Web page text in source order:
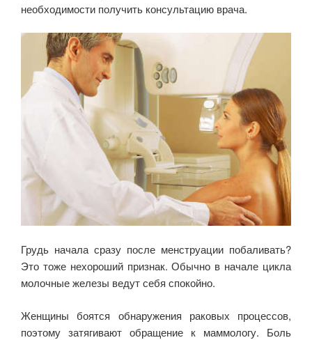
необходимости получить консультацию врача.
Грудь начала сразу после менструации побаливать?
Это тоже нехороший признак. Обычно в начале цикла
молочные железы ведут себя спокойно.
Женщины боятся обнаружения раковых процессов,
поэтому затягивают обращение к маммологу. Боль